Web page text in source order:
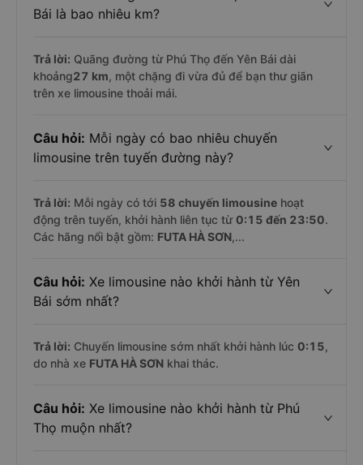
Bái là bao nhiêu km?
Trả lời: Quãng đường từ Phú Thọ đến Yên Bái dài
khoảng27 km, một chặng đi vừa đủ để bạn thư giãn
trên xe limousine thoải mái.
Câu hỏi: Mỗi ngày có bao nhiêu chuyến
limousine trên tuyến đường này?
Trả lời: Mỗi ngày có tới 58 chuyến limousine hoạt
động trên tuyến, khởi hành liên tục từ0:15 đến 23:50.
Các hãng nổi bật gồm: FUTA HÀ SƠN,...
Câu hỏi: Xe limousine nào khởi hành từ Yên
Bái sớm nhất?
Trả lời: Chuyến limousine sớm nhất khởi hành lúc 0:15,
do nhà xe FUTA HÀ SƠN khai thác.
Câu hỏi: Xe limousine nào khởi hành từ Phú
Thọ muộn nhất?